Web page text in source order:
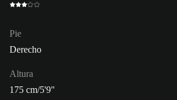
Pie
Derecho
Altura
175 cm/5'9"